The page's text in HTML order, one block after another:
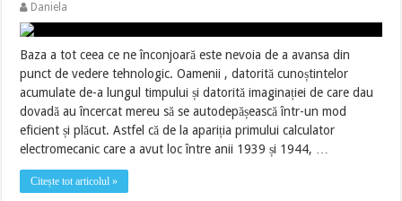
Daniela
Baza a tot ceea ce ne înconjoară este nevoia de a avansa din
punct de vedere tehnologic. Oamenii , datorită cunoștintelor
acumulate de-a lungul timpului și datorită imaginației de care dau
dovadă au încercat mereu să se autodepășească într-un mod
eficient și plăcut. Astfel că de la apariția primului calculator
electromecanic care a avut loc între anii 1939 și 1944, …
Citește tot articolul »